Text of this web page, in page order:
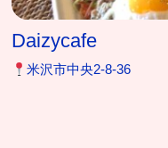
Daizycafe
米沢市中央2-8-36